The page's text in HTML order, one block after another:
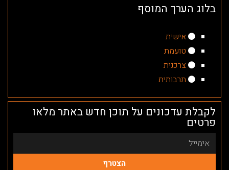
בלוג הערך המוסף
אישית
טועמת
צרכנית
תרבותית
לקבלת עדכונים על תוכן חדש באתר מלאו
פרטים
הצטרף